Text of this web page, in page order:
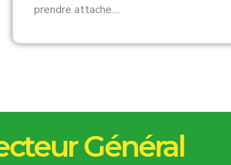
prendre attache....
Général